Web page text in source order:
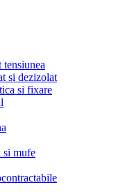
tensiunea
si dezizolat
si fixare
si mufe